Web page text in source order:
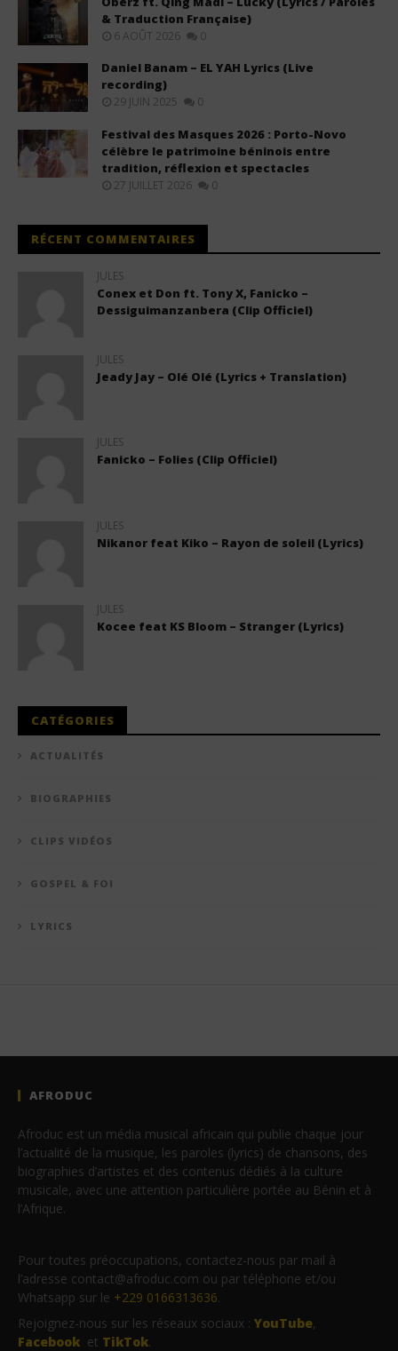
& Traduction Française)
6 AOÛT 2026 0
Daniel Banam – EL YAH Lyrics (Live
recording)
29 JUIN 2025 0
Festival des Masques 2026 : Porto-Novo
célèbre le patrimoine béninois entre
tradition, réflexion et spectacles
27 JUILLET 2026 0
RÉCENT COMMENTAIRES
JULES
Conex et Don ft. Tony X, Fanicko –
Dessiguimanzanbera (Clip Officiel)
JULES
Jeady Jay – Olé Olé (Lyrics + Translation)
JULES
Fanicko – Folies (Clip Officiel)
JULES
Nikanor feat Kiko – Rayon de soleil (Lyrics)
JULES
Kocee feat KS Bloom – Stranger (Lyrics)
CATÉGORIES
ACTUALITÉS
BIOGRAPHIES
CLIPS VIDÉOS
GOSPEL & FOI
LYRICS
AFRODUC
Afroduc est un média musical africain qui publie chaque jour
l’actualité de la musique, les paroles (lyrics) de chansons, des
biographies d’artistes et des contenus dédiés à la culture
musicale, avec une attention particulière portée au Bénin et à
l’Afrique.
Pour toutes préoccupations, contactez-nous par mail à
l’adresse contact@afroduc.com ou par téléphone et/ou
Whatsapp sur le +229 0166313636.
Rejoignez-nous sur les réseaux sociaux : YouTube,
Facebook et TikTok.